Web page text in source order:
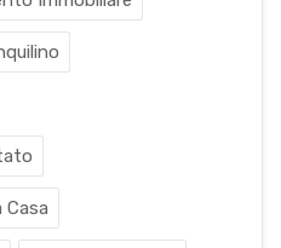
Casa